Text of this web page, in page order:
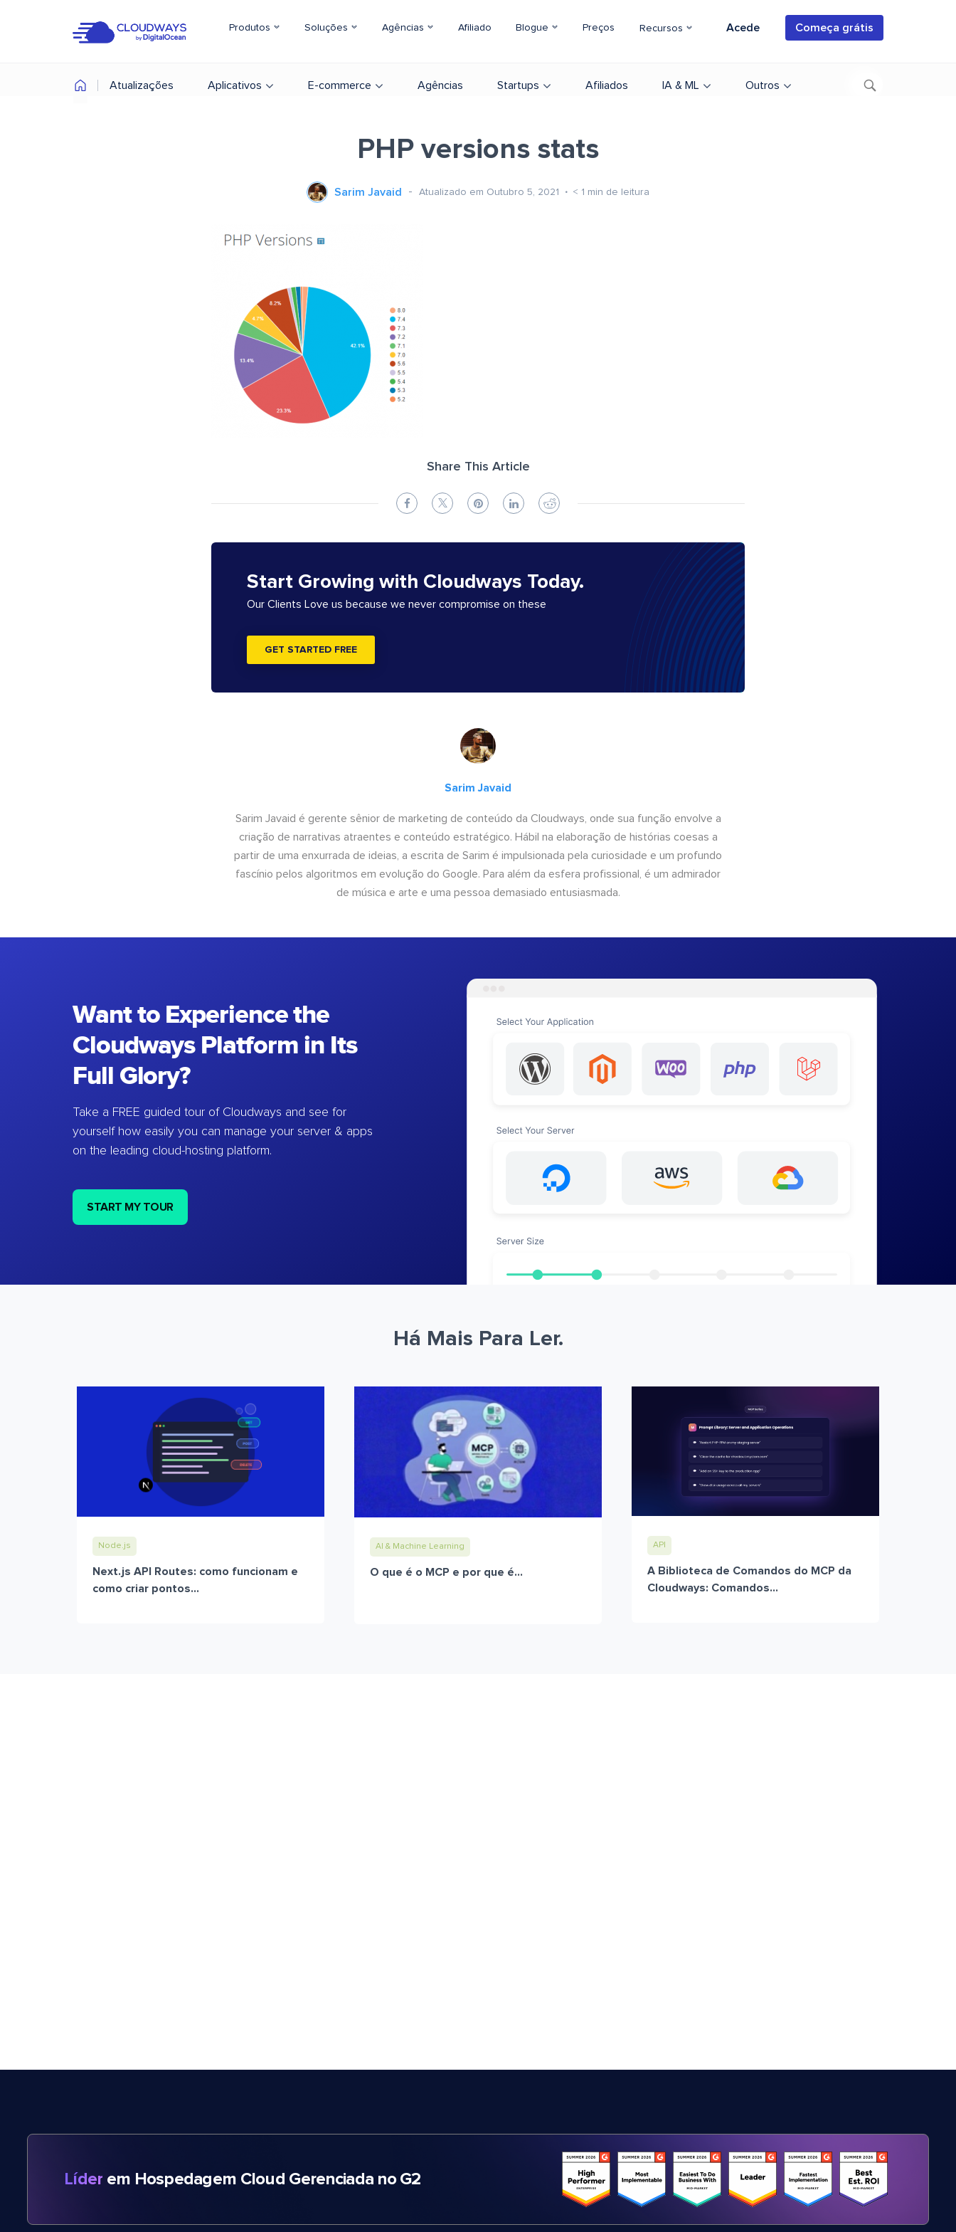
Produtos Soluções Agências Afiliado Blogue Preços Recursos Acede Começa grátis
Atualizações Aplicativos E-commerce Agências Startups Afiliados IA & ML Outros
PHP versions stats
Sarim Javaid Atualizado em Outubro 5, 2021 < 1 min de leitura
Share This Article
Start Growing with Cloudways Today.
Our Clients Love us because we never compromise on these
GET STARTED FREE
Sarim Javaid
Sarim Javaid é gerente sênior de marketing de conteúdo da Cloudways, onde sua função envolve a
criação de narrativas atraentes e conteúdo estratégico. Hábil na elaboração de histórias coesas a
partir de uma enxurrada de ideias, a escrita de Sarim é impulsionada pela curiosidade e um profundo
fascínio pelos algoritmos em evolução do Google. Para além da esfera profissional, é um admirador
de música e arte e uma pessoa demasiado entusiasmada.
Want to Experience the
Cloudways Platform in Its
Full Glory?
Take a FREE guided tour of Cloudways and see for
yourself how easily you can manage your server & apps
on the leading cloud-hosting platform.
START MY TOUR
Há Mais Para Ler.
Node.js
Next.js API Routes: como funcionam e
como criar pontos...
AI & Machine Learning
O que é o MCP e por que é...
API
A Biblioteca de Comandos do MCP da
Cloudways: Comandos...
Líder em Hospedagem Cloud Gerenciada no G2